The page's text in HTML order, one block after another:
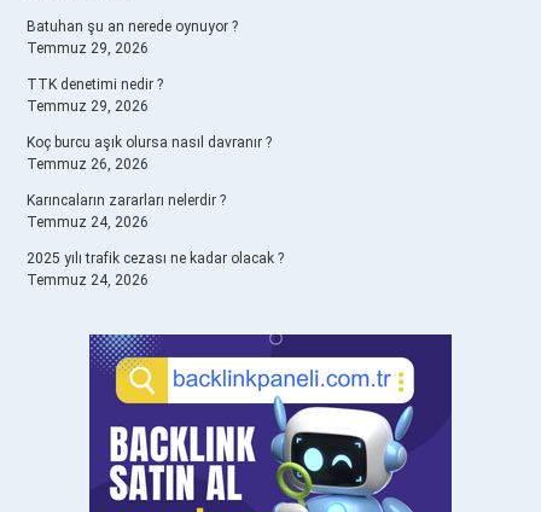
Batuhan şu an nerede oynuyor ?
Temmuz 29, 2026
TTK denetimi nedir ?
Temmuz 29, 2026
Koç burcu aşık olursa nasıl davranır ?
Temmuz 26, 2026
Karıncaların zararları nelerdir ?
Temmuz 24, 2026
2025 yılı trafik cezası ne kadar olacak ?
Temmuz 24, 2026